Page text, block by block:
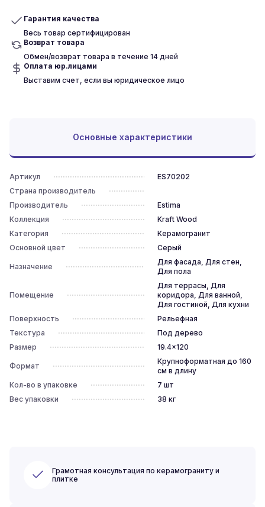
Гарантия качества
Весь товар сертифицирован
Возврат товара
Обмен/возврат товара в течение 14 дней
Оплата юр.лицами
Выставим счет, если вы юридическое лицо
Основные характеристики
Артикул
ES70202
Страна производитель
Производитель
Estima
Коллекция
Kraft Wood
Категория
Керамогранит
Основной цвет
Серый
Назначение
Для фасада, Для стен,
Для пола
Помещение
Для террасы, Для
коридора, Для ванной,
Для гостиной, Для кухни
Поверхность
Рельефная
Текстура
Под дерево
Размер
19.4x120
Формат
Крупноформатная до 160
см в длину
Кол-во в упаковке
7 шт
Вес упаковки
38 кг
Грамотная консультация по керамограниту и
плитке